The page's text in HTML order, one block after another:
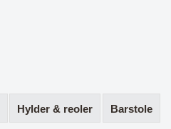
Hylder & reoler Barstole